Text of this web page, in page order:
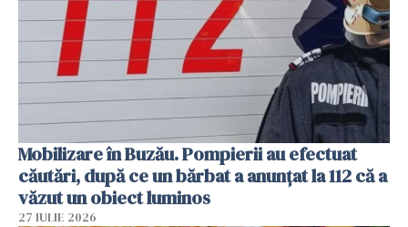
Mobilizare în Buzău. Pompierii au efectuat
căutări, după ce un bărbat a anunțat la 112 că a
văzut un obiect luminos
27 IULIE 2026